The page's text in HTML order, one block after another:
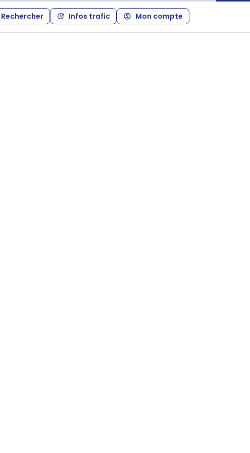
Rechercher Infos trafic Mon compte